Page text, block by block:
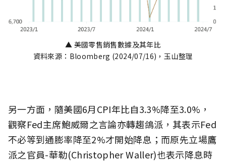
▲ 美國零售銷售數據及其年比
資料來源：Bloomberg (2024/07/16)，玉山整理
另一方面，隨美國6月CPI年比自3.3%降至3.0%，
觀察Fed主席鮑威爾之言論亦轉趨鴿派，其表示Fed
不必等到通膨率降至2%才開始降息；而原先立場鷹
派之官員-華勒(Christopher Waller)也表示降息時